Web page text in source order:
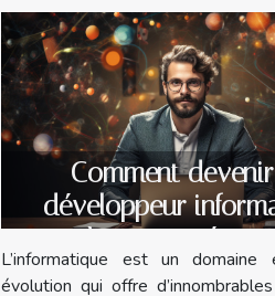
Comment
développeur
prospère :
et opportunités
L’informatique est un domaine
évolution qui offre